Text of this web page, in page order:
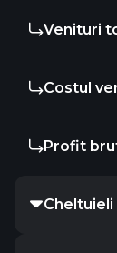
Venituri
Costul
Profit